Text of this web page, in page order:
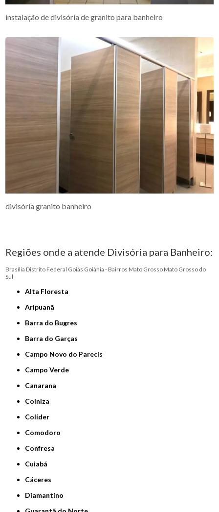
instalação de divisória de granito para banheiro
divisória granito banheiro
Regiões onde a atende Divisória para Banheiro:
Brasília Distrito Federal Goiás Goiânia - Bairros Mato Grosso Mato Grosso do
Sul
Alta Floresta
Aripuanã
Barra do Bugres
Barra do Garças
Campo Novo do Parecis
Campo Verde
Canarana
Colniza
Colíder
Comodoro
Confresa
Cuiabá
Cáceres
Diamantino